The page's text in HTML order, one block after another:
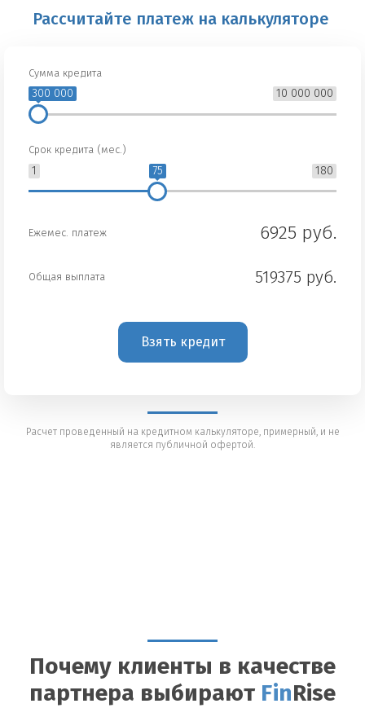
Рассчитайте платеж на калькуляторе
Сумма кредита
10 000 000
300 000
Срок кредита (мес.)
1 180
75
Ежемес. платеж 6925 руб.
Общая выплата 519375 руб.
Взять кредит
Расчет проведенный на кредитном калькуляторе, примерный, и не
является публичной офертой.
Почему клиенты в качестве
партнера выбирают Fin Rise